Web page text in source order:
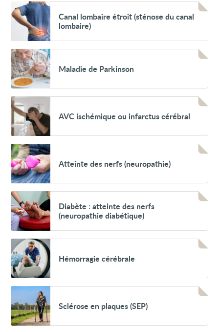
moelle
épinière
Voir
Canal
lombaire
étroit
(sténose
canal
lombaire)
Canal lombaire étroit (sténose du canal
lombaire)
Voir
Maladie
de
Parkinson
Maladie de Parkinson
Voir
AVC
ischémique
ou
infarctus
AVC ischémique ou infarctus cérébral
Voir
Atteinte
des
nerfs
(neuropathie)
Atteinte des nerfs (neuropathie)
Voir
Diabète
:
atteinte
des
(neuropathie
diabétique)
Diabète : atteinte des nerfs
(neuropathie diabétique)
Voir
Hémorragie
cérébrale
Hémorragie cérébrale
Voir
Sclérose
en
plaques
(SEP)
Sclérose en plaques (SEP)